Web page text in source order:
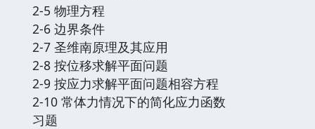
2-5 物理方程
2-6 边界条件
2-7 圣维南原理及其应用
2-8 按位移求解平面问题
2-9 按应力求解平面问题相容方程
2-10 常体力情况下的简化应力函数
习题